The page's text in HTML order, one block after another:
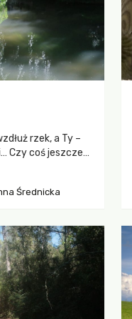
rzek, a Ty –
Czy coś jeszcze?
Średnicka